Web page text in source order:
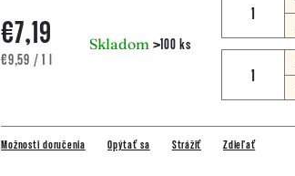
€7,19
Jednotková
€9,59 / 1 l
Skladom >100 ks
Možnosti doručenia Opýtať sa Strážiť Zdieľať